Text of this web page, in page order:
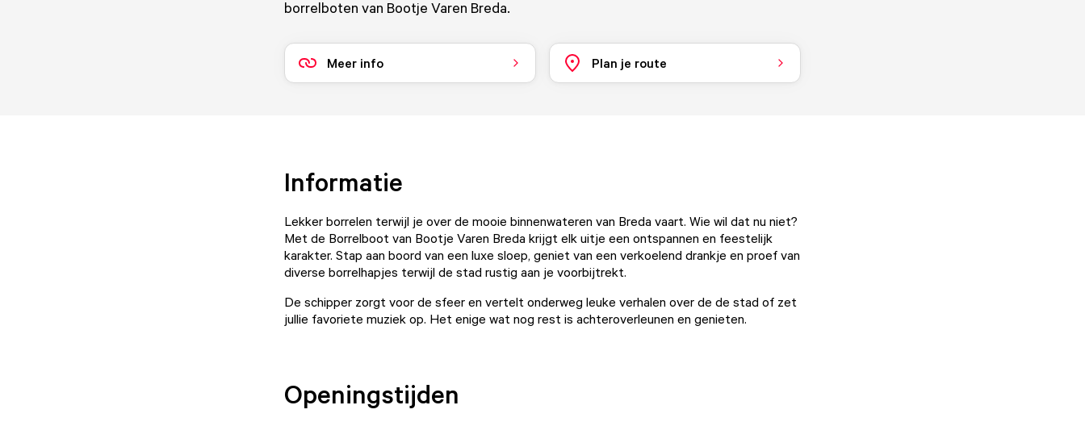
borrelboten van Bootje Varen Breda.
Meer info Plan je route
Informatie
Lekker borrelen terwijl je over de mooie binnenwateren van Breda vaart. Wie wil dat nu niet?
Met de Borrelboot van Bootje Varen Breda krijgt elk uitje een ontspannen en feestelijk
karakter. Stap aan boord van een luxe sloep, geniet van een verkoelend drankje en proef van
diverse borrelhapjes terwijl de stad rustig aan je voorbijtrekt.
De schipper zorgt voor de sfeer en vertelt onderweg leuke verhalen over de de stad of zet
jullie favoriete muziek op. Het enige wat nog rest is achteroverleunen en genieten.
Openingstijden